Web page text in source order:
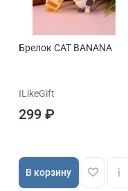
Брелок CAT BANANA
ILikeGift
299 ₽
В корзину